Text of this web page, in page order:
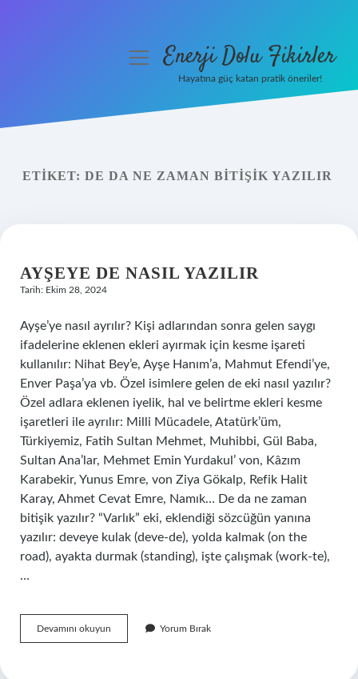
Yasal Uyarı
menüyüEnerji Dolu Fikirler
Hayatına güç katan pratik öneriler!
ETIKET: DE DA NE ZAMAN BITIŞIK YAZILIR
AYŞEYE DE NASIL YAZILIR
Tarih: Ekim 28, 2024
Ayşe’ye nasıl ayrılır? Kişi adlarından sonra gelen saygı
ifadelerine eklenen ekleri ayırmak için kesme işareti
kullanılır: Nihat Bey’e, Ayşe Hanım’a, Mahmut Efendi’ye,
Enver Paşa’ya vb. Özel isimlere gelen de eki nasıl yazılır?
Özel adlara eklenen iyelik, hal ve belirtme ekleri kesme
işaretleri ile ayrılır: Milli Mücadele, Atatürk’üm,
Türkiyemiz, Fatih Sultan Mehmet, Muhibbi, Gül Baba,
Sultan Ana’lar, Mehmet Emin Yurdakul’ von, Kâzım
Karabekir, Yunus Emre, von Ziya Gökalp, Refik Halit
Karay, Ahmet Cevat Emre, Namık… De da ne zaman
bitişik yazılır? “Varlık” eki, eklendiği sözcüğün yanına
yazılır: deveye kulak (deve-de), yolda kalmak (on the
road), ayakta durmak (standing), işte çalışmak (work-te),
…
Devamını okuyun
De
Yorum Bırak